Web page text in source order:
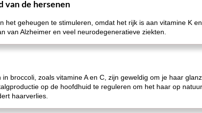
van de hersenen
het geheugen te stimuleren, omdat het rijk is aan vitamine K
​​van Alzheimer en veel neurodegeneratieve ziekten.
broccoli, zoals vitamine A en C, zijn geweldig om je haar
op de hoofdhuid te reguleren om het haar op
haarverlies.